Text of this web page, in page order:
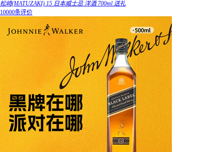
松崎(MATUZAKI) 15 日本威士忌 洋酒 700ml 送礼
10000条评价